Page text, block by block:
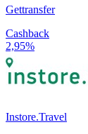
Gettransfer
Cashback
2,95%
Instore.Travel